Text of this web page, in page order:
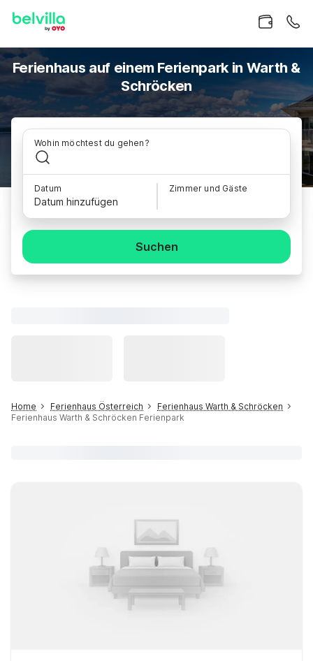
Ferienhaus auf einem Ferienpark in Warth &
Schröcken
Wohin möchtest du gehen?
Datum
Datum hinzufügen
Zimmer und Gäste
Suchen
Home Ferienhaus Österreich
Ferienhaus Warth & Schröcken
Ferienhaus Warth & Schröcken Ferienpark